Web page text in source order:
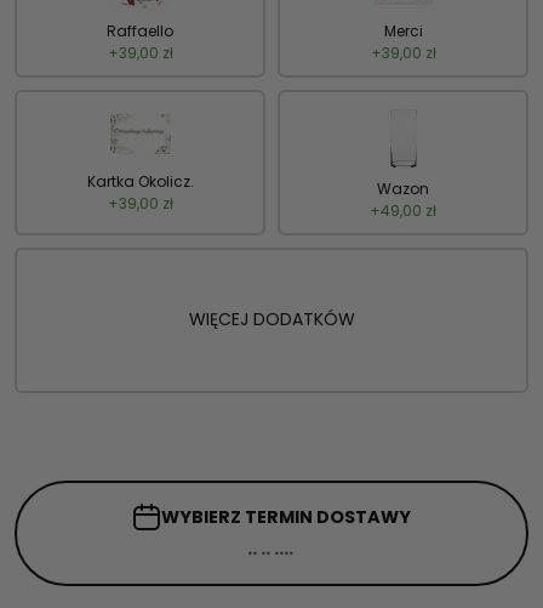
Raffaello
+39,00 zł
Merci
+39,00 zł
Kartka Okolicz.
+39,00 zł
Wazon
+49,00 zł
WIĘCEJ DODATKÓW
WYBIERZ TERMIN DOSTAWY